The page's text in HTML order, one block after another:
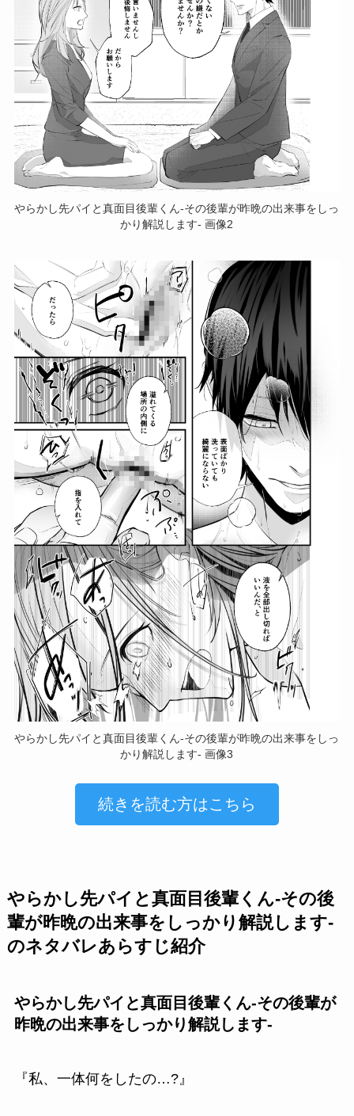
やらかし先パイと真面目後輩くん-その後輩が昨晩の出来事をしっ
かり解説します- 画像2
やらかし先パイと真面目後輩くん-その後輩が昨晩の出来事をしっ
かり解説します- 画像3
続きを読む方はこちら
やらかし先パイと真面目後輩くん-その後
輩が昨晩の出来事をしっかり解説します-
のネタバレあらすじ紹介
やらかし先パイと真面目後輩くん-その後輩が
昨晩の出来事をしっかり解説します-
『私、一体何をしたの…?』